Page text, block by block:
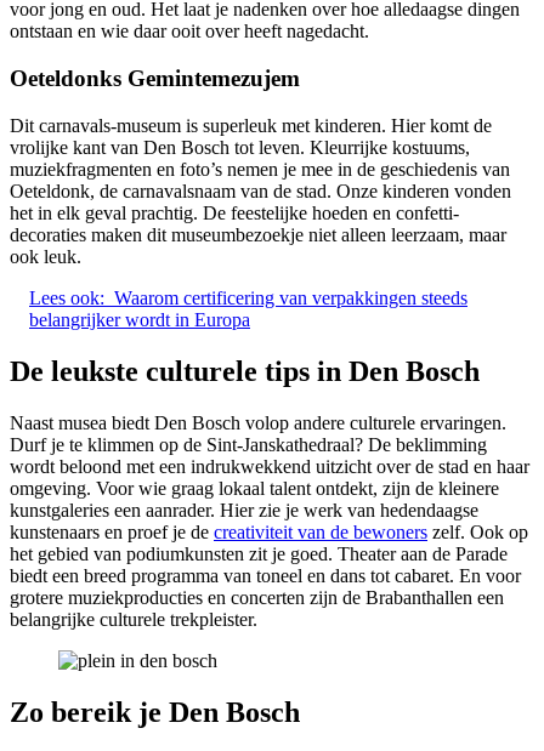
voor jong en oud. Het laat je nadenken over hoe alledaagse dingen
ontstaan en wie daar ooit over heeft nagedacht.
Oeteldonks Gemintemezujem
Dit carnavals-museum is superleuk met kinderen. Hier komt de
vrolijke kant van Den Bosch tot leven. Kleurrijke kostuums,
muziekfragmenten en foto’s nemen je mee in de geschiedenis van
Oeteldonk, de carnavalsnaam van de stad. Onze kinderen vonden
het in elk geval prachtig. De feestelijke hoeden en confetti-
decoraties maken dit museumbezoekje niet alleen leerzaam, maar
ook leuk.
Lees ook: Waarom certificering van verpakkingen steeds
belangrijker wordt in Europa
De leukste culturele tips in Den Bosch
Naast musea biedt Den Bosch volop andere culturele ervaringen.
Durf je te klimmen op de Sint-Janskathedraal? De beklimming
wordt beloond met een indrukwekkend uitzicht over de stad en haar
omgeving. Voor wie graag lokaal talent ontdekt, zijn de kleinere
kunstgaleries een aanrader. Hier zie je werk van hedendaagse
kunstenaars en proef je de creativiteit van de bewoners zelf. Ook op
het gebied van podiumkunsten zit je goed. Theater aan de Parade
biedt een breed programma van toneel en dans tot cabaret. En voor
grotere muziekproducties en concerten zijn de Brabanthallen een
belangrijke culturele trekpleister.
Zo bereik je Den Bosch